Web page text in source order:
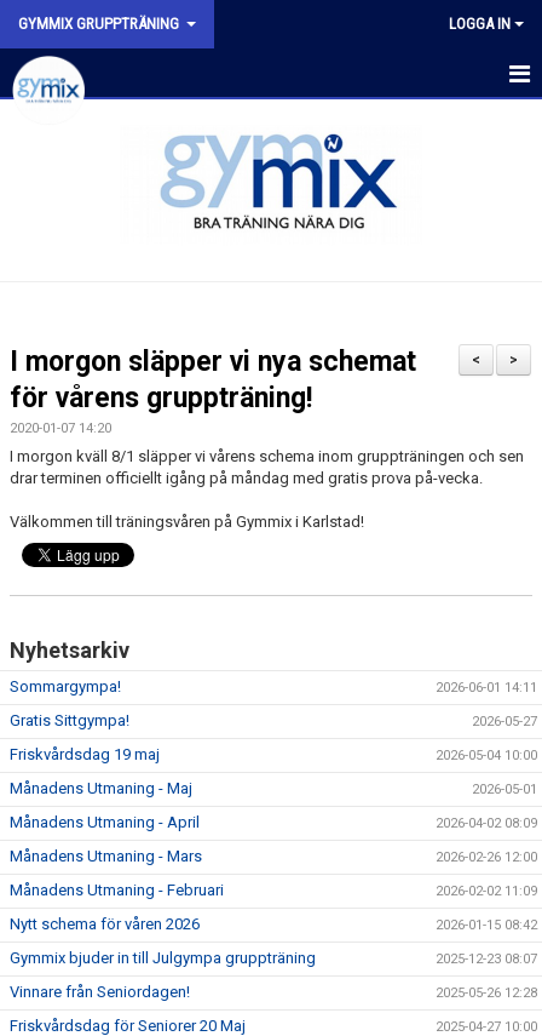
GYMMIX GRUPPTRÄNING LOGGA IN
>
<
I morgon släpper vi nya schemat
för vårens gruppträning!
2020-01-07 14:20
I morgon kväll 8/1 släpper vi vårens schema inom gruppträningen och sen
drar terminen officiellt igång på måndag med gratis prova på-vecka.
Välkommen till träningsvåren på Gymmix i Karlstad!
Nyhetsarkiv
Sommargympa! 2026-06-01 14:11
Gratis Sittgympa! 2026-05-27
Friskvårdsdag 19 maj 2026-05-04 10:00
Månadens Utmaning - Maj 2026-05-01
Månadens Utmaning - April 2026-04-02 08:09
Månadens Utmaning - Mars 2026-02-26 12:00
Månadens Utmaning - Februari 2026-02-02 11:09
Nytt schema för våren 2026 2026-01-15 08:42
Gymmix bjuder in till Julgympa gruppträning 2025-12-23 08:07
Vinnare från Seniordagen! 2025-05-26 12:28
Friskvårdsdag för Seniorer 20 Maj 2025-04-27 10:00